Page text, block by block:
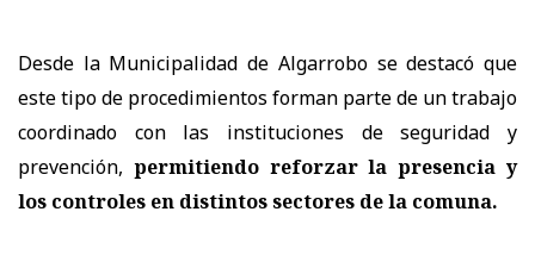
Desde la Municipalidad de Algarrobo se destacó que
este tipo de procedimientos forman parte de un trabajo
coordinado con las instituciones de seguridad y
prevención, permitiendo reforzar la presencia y
los controles en distintos sectores de la comuna.